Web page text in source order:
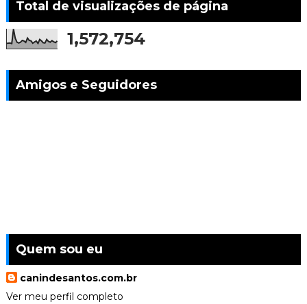
Total de visualizações de página
1,572,754
Amigos e Seguidores
Quem sou eu
canindesantos.com.br
Ver meu perfil completo